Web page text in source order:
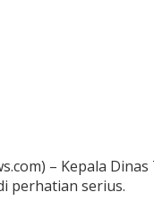
– Kepala
perhatian serius.